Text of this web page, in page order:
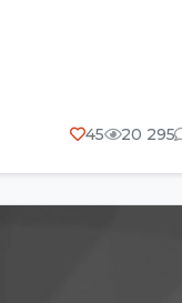
45 20 295